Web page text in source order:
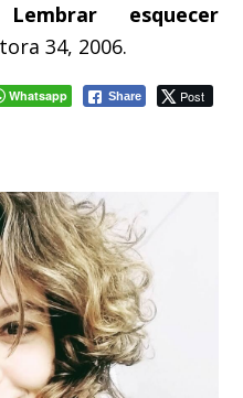
Lembrar esquecer
34, 2006.
Whatsapp Share Post